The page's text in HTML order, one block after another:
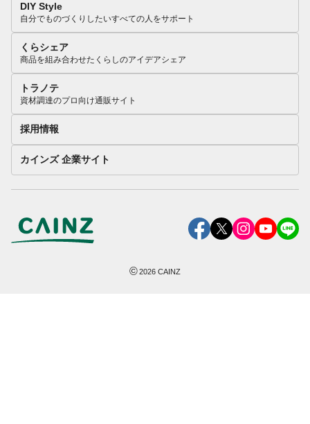
DIY Style
自分でものづくりしたいすべての人をサポート
くらシェア
商品を組み合わせたくらしのアイデアシェア
トラノテ
資材調達のプロ向け通販サイト
採用情報
カインズ 企業サイト
©2026 CAINZ